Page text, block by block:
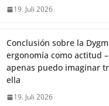
19. Juli 2026
Conclusión sobre la
ergonomía como actitud
apenas puedo imaginar
ella
19. Juli 2026